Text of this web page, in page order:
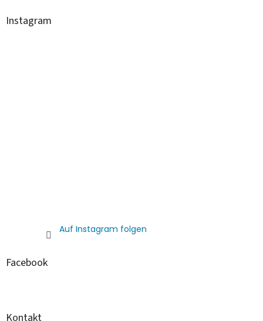
Instagram
Auf Instagram folgen
Facebook
Kontakt